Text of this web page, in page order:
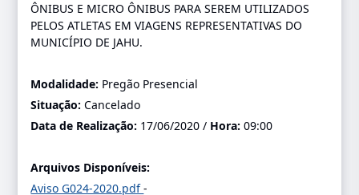
ÔNIBUS E MICRO ÔNIBUS PARA SEREM UTILIZADOS
PELOS ATLETAS EM VIAGENS REPRESENTATIVAS DO
MUNICÍPIO DE JAHU.
Modalidade: Pregão Presencial
Situação:Cancelado
Data de Realização: 17/06/2020 / Hora:09:00
Arquivos Disponíveis:
Aviso G024-2020.pdf-